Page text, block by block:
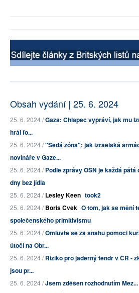
Obsah vydání | 25. 6. 2024
25. 6. 2024 /Gaza: Chlapec vypráví, jak mu
hrál fo...
25. 6. 2024 /"Šedá zóna": jak izraelská
novináře v Gaze...
25. 6. 2024 /Podle zprávy OSN je každá
dny bez jídla
25. 6. 2024 /Lesley Keen took2
25. 6. 2024 /Boris Cvek O tom, jak se mění
společenského primitivismu
25. 6. 2024 /Omluvte se za snahu pomoci
útočí na Obr...
25. 6. 2024 /Riziko pro jaderný tendr v ČR -
jsou pr...
25. 6. 2024 /Jsem zděšen rozhodnutím Mez...